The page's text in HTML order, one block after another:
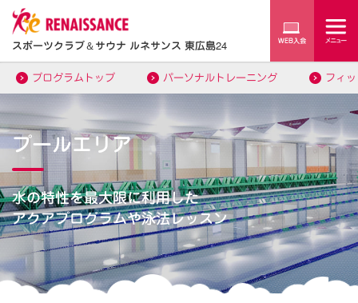
スポーツクラブ＆サウナ ルネサンス 東広島24
プログラムトップ パーソナルトレーニング フィ
プールエリア
水の特性を最大限に利用した
アクアプログラムや泳法レッスン